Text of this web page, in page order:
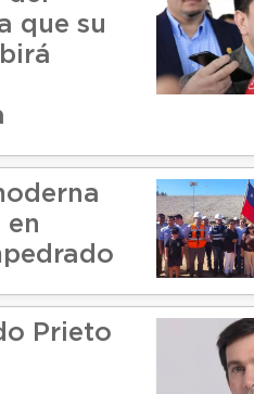
que su
en
Prieto